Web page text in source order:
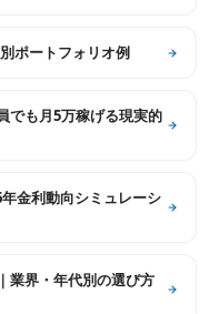
ポートフォリオ例
でも月5万稼げる現実的
金利動向シミュレーシ
業界・年代別の選び方